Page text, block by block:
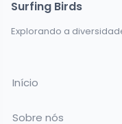
Surfing Birds
Explorando a
Início
Sobre nós